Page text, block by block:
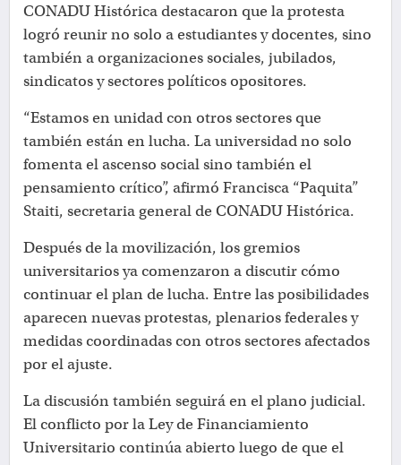
CONADU Histórica destacaron que la protesta
logró reunir no solo a estudiantes y docentes, sino
también a organizaciones sociales, jubilados,
sindicatos y sectores políticos opositores.
“Estamos en unidad con otros sectores que
también están en lucha. La universidad no solo
fomenta el ascenso social sino también el
pensamiento crítico”, afirmó Francisca “Paquita”
Staiti, secretaria general de CONADU Histórica.
Después de la movilización, los gremios
universitarios ya comenzaron a discutir cómo
continuar el plan de lucha. Entre las posibilidades
aparecen nuevas protestas, plenarios federales y
medidas coordinadas con otros sectores afectados
por el ajuste.
La discusión también seguirá en el plano judicial.
El conflicto por la Ley de Financiamiento
Universitario continúa abierto luego de que el